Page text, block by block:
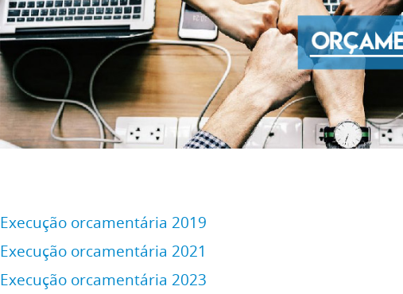
Execução orcamentária 2019
Execução orcamentária 2021
Execução orcamentária 2023